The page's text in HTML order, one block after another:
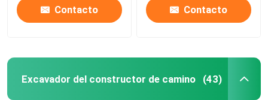
Contacto Contacto
Excavador del constructor de camino (43)